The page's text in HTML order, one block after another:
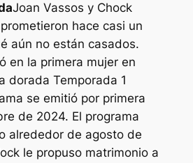
Joan Vassos y Chock
hace casi un
aún no están casados.
en la primera mujer en
dorada Temporada 1
se emitió por primera
de 2024. El programa
alrededor de agosto de
le propuso matrimonio a